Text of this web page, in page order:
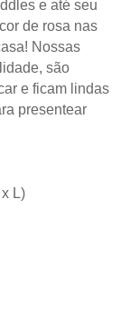
e até seu
de rosa nas
Nossas
são
e ficam lindas
presentear
L)